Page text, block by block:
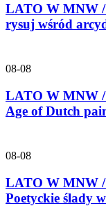
LATO W MNW
rysuj wśród
08-08
LATO W MNW
Age of Dutch
08-08
LATO W MNW
Poetyckie ślady